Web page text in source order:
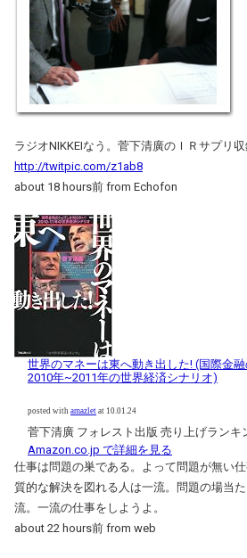
ラジオNIKKEIなう。菅下清廣のＩＲサプリ収
http://twitpic.com/z1ab8
about 18 hours前 from Echofon
世界のマネーは東へ動き出した! (国際金
2010年~2011年の世界経済シナリオ)
posted with amazlet at 10.01.24
菅下清廣 フォレスト出版 売り上げランキ
Amazon.co.jp で詳細を見る
仕事は問題の巣である。よって問題が無い
質的な解決を図れる人は一流。問題の場当
流。一流の仕事をしようよ。
about 22 hours前 from web